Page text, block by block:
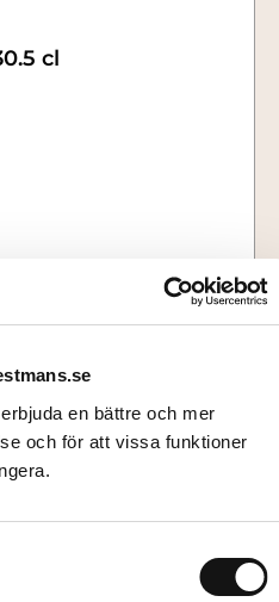
en bättre och mer
och för att vissa funktioner
cl